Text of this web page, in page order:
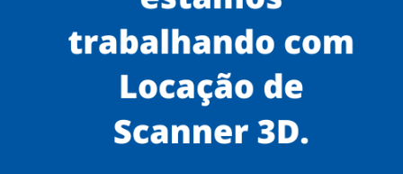
Serviços
Scanner de Documentos